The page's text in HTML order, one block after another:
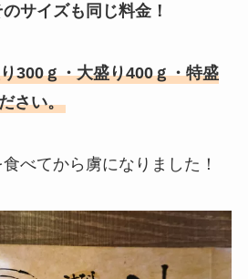
サイズも同じ料金！
300ｇ・大盛り400ｇ・特盛
さい。
べてから虜になりました！